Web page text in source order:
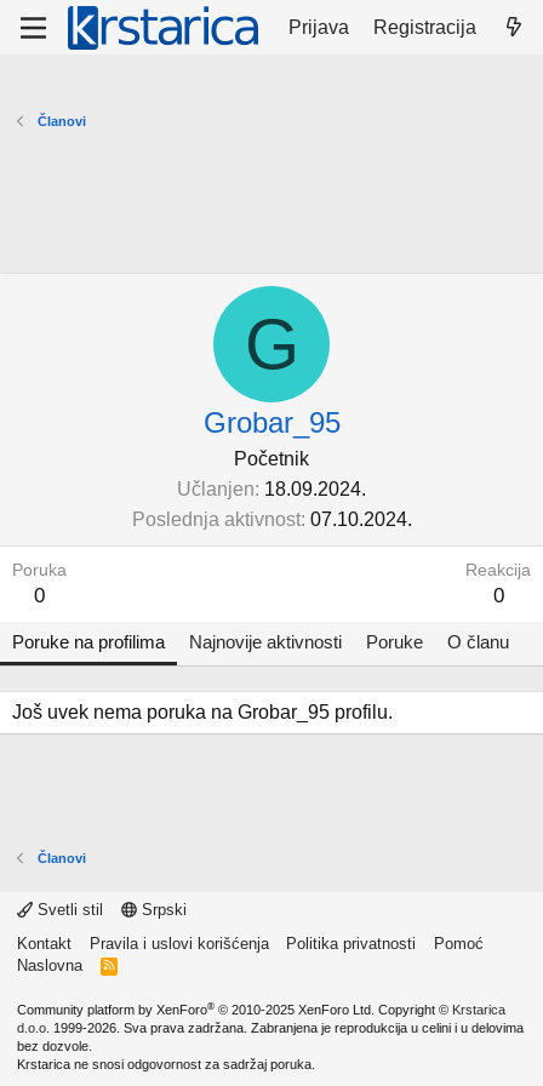
Prijava Registracija
Članovi
G
Grobar_95
Početnik
Učlanjen 18.09.2024.
Poslednja aktivnost 07.10.2024.
Poruka
0
Reakcija
0
Poruke na profilima Najnovije aktivnosti Poruke O članu
Još uvek nema poruka na Grobar_95 profilu.
Članovi
Svetli stil
Srpski
Kontakt
Pravila i uslovi korišćenja Politika privatnosti
Pomoć
Naslovna
R
Community platform by XenForo® © 2010-2025 XenForo Ltd. Copyright © Krstarica
d.o.o. 1999-2026. Sva prava zadržana. Zabranjena je reprodukcija u celini i u delovima
bez dozvole.
Krstarica ne snosi odgovornost za sadržaj poruka.